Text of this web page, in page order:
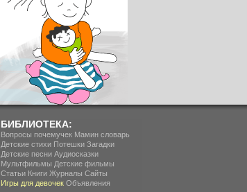
БИБЛИОТЕКА:
Вопросы почемучек Мамин словарь
Детские стихи Потешки Загадки
Детские песни Аудиосказки
Мультфильмы Детские фильмы
Статьи Книги Журналы Сайты
Игры для девочек Объявления